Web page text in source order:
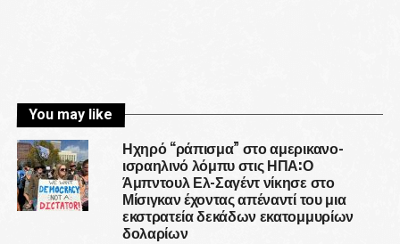
You may like
Ηχηρό “ράπισμα” στο αμερικανο-
ισραηλινό λόμπυ στις ΗΠΑ:Ο
Άμπντουλ Ελ-Σαγέντ νίκησε στο
Μίσιγκαν έχοντας απέναντί του μια
εκστρατεία δεκάδων εκατομμυρίων
δολαρίων